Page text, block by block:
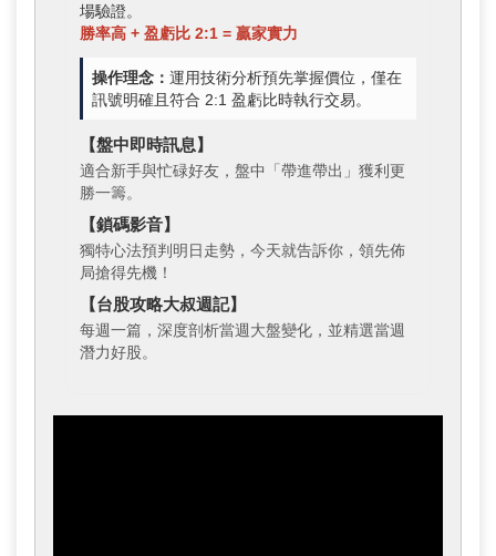
場驗證。
勝率高 + 盈虧比 2:1 = 贏家實力
操作理念： 運用技術分析預先掌握價位，僅在
訊號明確且符合 2:1 盈虧比時執行交易。
【盤中即時訊息】
適合新手與忙碌好友，盤中「帶進帶出」獲利更
勝一籌。
【鎖碼影音】
獨特心法預判明日走勢，今天就告訴你，領先佈
局搶得先機！
【台股攻略大叔週記】
每週一篇，深度剖析當週大盤變化，並精選當週
潛力好股。